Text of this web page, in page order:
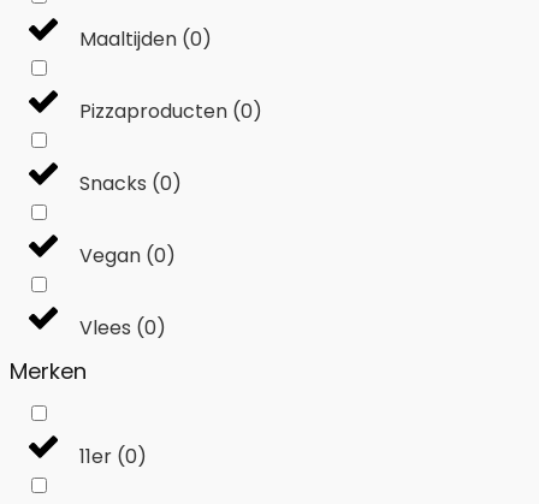
Maaltijden (0)
Pizzaproducten (0)
Snacks (0)
Vegan (0)
Vlees (0)
Merken
11er (0)